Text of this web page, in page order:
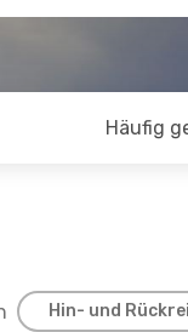
Häufig
Hin- und